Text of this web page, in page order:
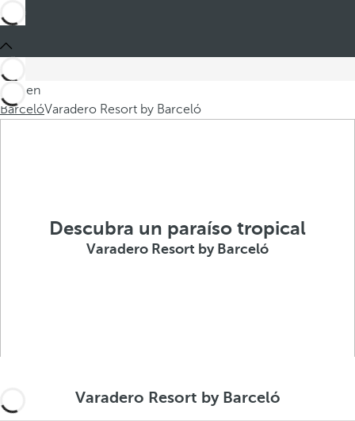
Está en
BarcelóVaradero Resort by Barceló
Descubra un paraíso tropical
Varadero Resort by Barceló
Varadero Resort by Barceló